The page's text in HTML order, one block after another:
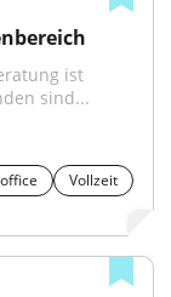
ist
sind...
Vollzeit